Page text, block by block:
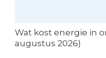
Wat kost energie in
augustus 2026)